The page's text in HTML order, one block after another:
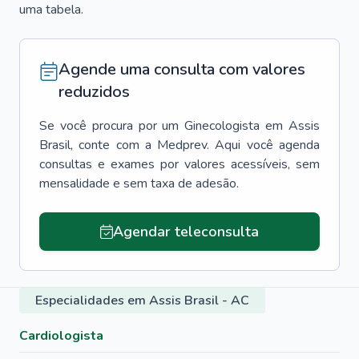
uma tabela.
Agende uma consulta com valores
reduzidos
Se você procura por um Ginecologista em Assis
Brasil, conte com a Medprev. Aqui você agenda
consultas e exames por valores acessíveis, sem
mensalidade e sem taxa de adesão.
Agendar teleconsulta
Especialidades em Assis Brasil - AC
Cardiologista